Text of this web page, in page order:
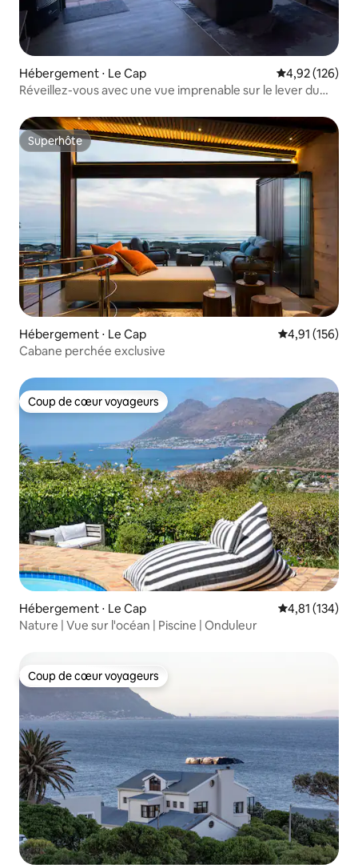
Hébergement ⋅ Le Cap Évaluation
4,92 (126)
Réveillez-vous avec une vue imprenable sur le lever du
Superhôte
Superhôte
Hébergement ⋅ Le Cap Évaluation
4,91 (156)
Cabane perchée exclusive
Coup de cœur voyageurs
Coup de cœur voyageurs
Hébergement ⋅ Le Cap Évaluation
4,81 (134)
Nature | Vue sur l'océan | Piscine | Onduleur
Coup de cœur voyageurs
Coup de cœur voyageurs